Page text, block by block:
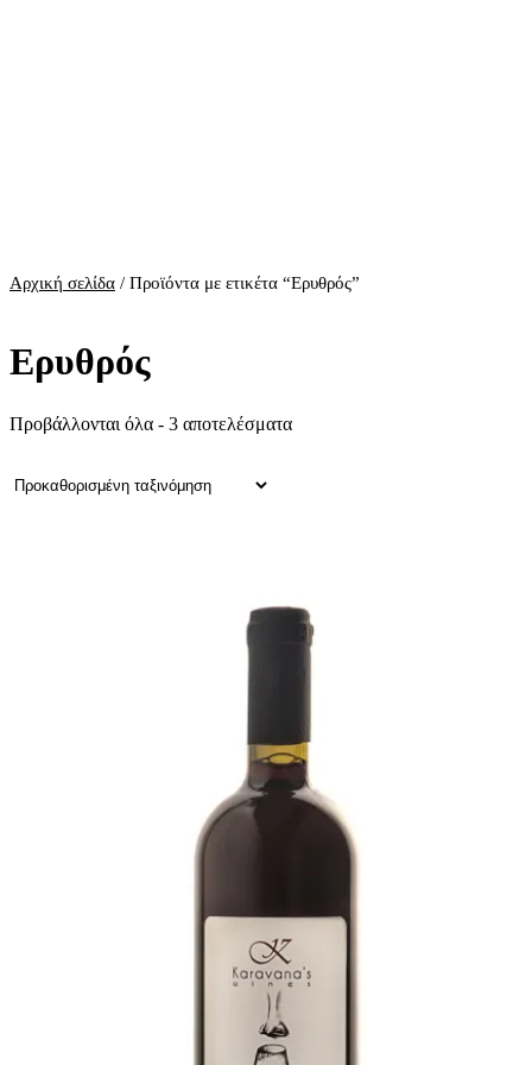
Αρχική σελίδα / Προϊόντα με ετικέτα “Ερυθρός”
Ερυθρός
Προβάλλονται όλα - 3 αποτελέσματα